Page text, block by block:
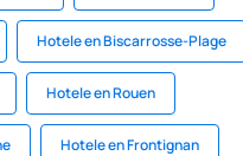
Hotele en Biscarrosse-Plage
Hotele en Rouen
Hotele en Frontignan